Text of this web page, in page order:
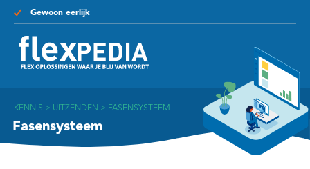
Gewoon eerlijk
KENNIS > UITZENDEN > FASENSYSTEEM
Fasensysteem